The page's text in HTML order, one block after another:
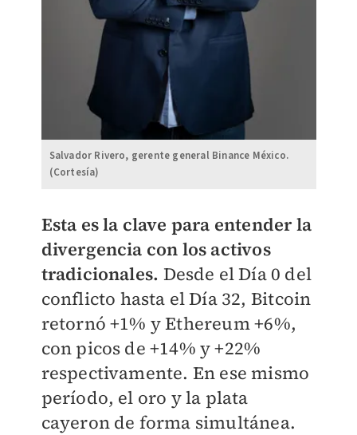
Salvador Rivero, gerente general Binance México.
(Cortesía)
Esta es la clave para entender la
divergencia con los activos
tradicionales. Desde el Día 0 del
conflicto hasta el Día 32, Bitcoin
retornó +1% y Ethereum +6%,
con picos de +14% y +22%
respectivamente. En ese mismo
período, el oro y la plata
cayeron de forma simultánea.